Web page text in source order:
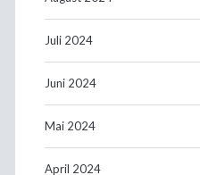
Juli 2024
Juni 2024
Mai 2024
April 2024